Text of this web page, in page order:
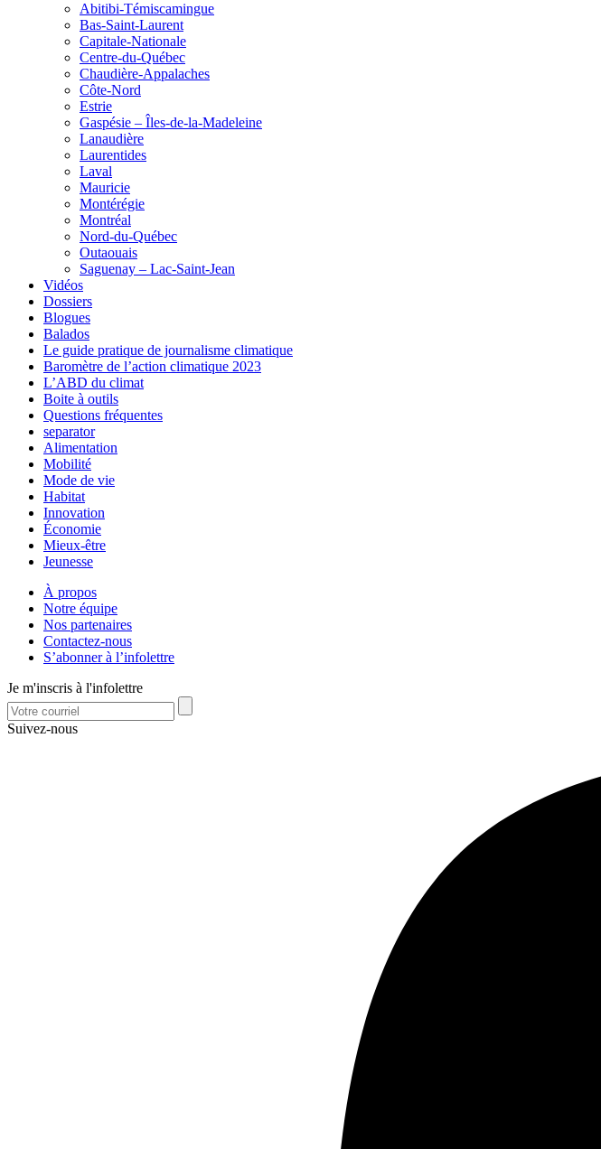
Abitibi-Témiscamingue
Bas-Saint-Laurent
Capitale-Nationale
Centre-du-Québec
Chaudière-Appalaches
Côte-Nord
Estrie
Gaspésie – Îles-de-la-Madeleine
Lanaudière
Laurentides
Laval
Mauricie
Montérégie
Montréal
Nord-du-Québec
Outaouais
Saguenay – Lac-Saint-Jean
Vidéos
Dossiers
Blogues
Balados
Le guide pratique de journalisme climatique
Baromètre de l’action climatique 2023
L’ABD du climat
Boite à outils
Questions fréquentes
separator
Alimentation
Mobilité
Mode de vie
Habitat
Innovation
Économie
Mieux-être
Jeunesse
À propos
Notre équipe
Nos partenaires
Contactez-nous
S’abonner à l’infolettre
Je m'inscris à l'infolettre
Suivez-nous